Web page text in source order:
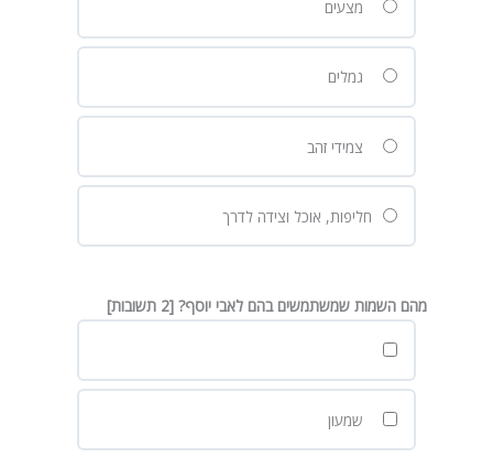
מצעים
גמלים
צמידי זהב
חליפות, אוכל וצידה לדרך
מהם השמות שמשתמשים בהם לאבי יוסף? [2 תשובות]
שמעון